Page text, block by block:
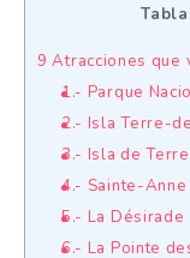
9 Atracciones que
1.- Parque
2.- Isla Terre-
3.- Isla de
4.- Sainte-Anne
5.- La Désirade
6.- La Pointe